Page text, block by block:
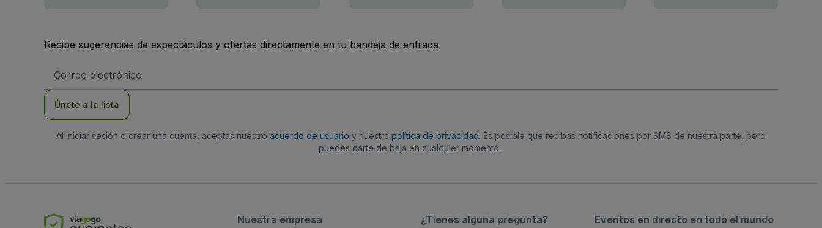
Recibe sugerencias de espectáculos y ofertas directamente en tu bandeja de entrada
de
Únete a la lista
Al iniciar sesión o crear una cuenta, aceptas nuestro acuerdo de usuario y nuestra política de privacidad. Es posible que recibas notificaciones por SMS de nuestra parte, pero
puedes darte de baja en cualquier momento.
Eventos en directo en todo el mundo
Nuestra empresa ¿Tienes alguna pregunta?